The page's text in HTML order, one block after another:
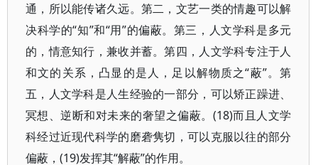
通，所以能传诸久远。第二，文艺一类的情趣可以解
决科学的“知”和“用”的偏蔽。第三，人文学科是多元
的，情意知行，兼收并蓄。第四，人文学科专注于人
和文的关系，凸显的是人，足以解物质之“蔽”。第
五，人文学科是人生经验的一部分，可以矫正躁进、
冥想、逆断和对未来的奢望之偏蔽。(18)而且人文学
科经过近现代科学的磨砻隽切，可以克服以往的部分
偏蔽，(19)发挥其“解蔽”的作用。